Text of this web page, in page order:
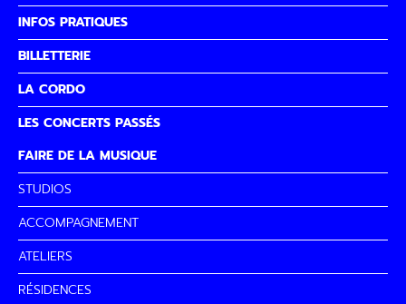
INFOS PRATIQUES
BILLETTERIE
LA CORDO
LES CONCERTS PASSÉS
FAIRE DE LA MUSIQUE
STUDIOS
ACCOMPAGNEMENT
ATELIERS
RÉSIDENCES